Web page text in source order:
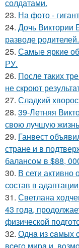
солдатами.
23. На фото -
24. Дочь Виктории
разводе родителей.
25. Самые яркие
РУ.
26. После таких
не скроют
27. Сладкий
28. 39-Летняя
свою лучшую
29. Ганвест
стране и в
балансом в $88,
30. В сети активно
состав в
31. Светлана
43 года,
физической
32. Однa из caмых